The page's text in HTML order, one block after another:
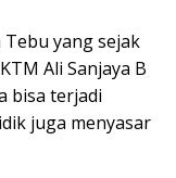
yang sejak
Ali Sanjaya B
bisa terjadi
juga menyasar